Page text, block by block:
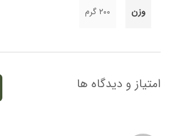
وزن ۲۰۰ گرم
امتیاز و دیدگاه ها